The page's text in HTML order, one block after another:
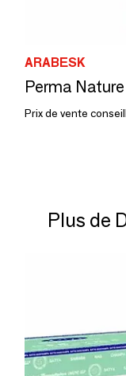
ARABESK
Prix de vente
Plus de